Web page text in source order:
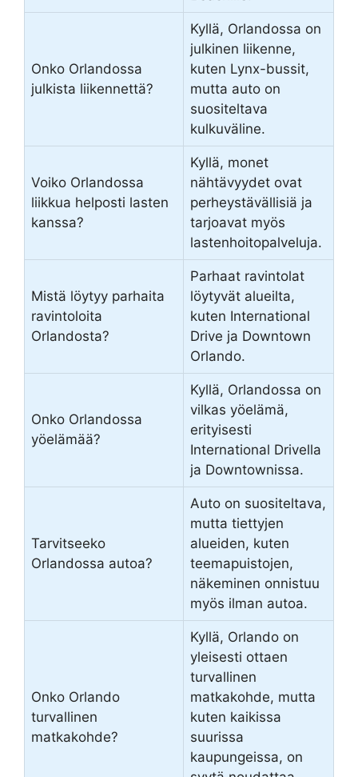
Onko Orlandossa
julkista liikennettä?
Kyllä, Orlandossa on
julkinen liikenne,
kuten Lynx-bussit,
mutta auto on
suositeltava
kulkuväline.
Voiko Orlandossa
liikkua helposti lasten
kanssa?
Kyllä, monet
nähtävyydet ovat
perheystävällisiä ja
tarjoavat myös
lastenhoitopalveluja.
Mistä löytyy parhaita
ravintoloita
Orlandosta?
Parhaat ravintolat
löytyvät alueilta,
kuten International
Drive ja Downtown
Orlando.
Onko Orlandossa
yöelämää?
Kyllä, Orlandossa on
vilkas yöelämä,
erityisesti
International Drivella
ja Downtownissa.
Tarvitseeko
Orlandossa autoa?
Auto on suositeltava,
mutta tiettyjen
alueiden, kuten
teemapuistojen,
näkeminen onnistuu
myös ilman autoa.
Onko Orlando
turvallinen
matkakohde?
Kyllä, Orlando on
yleisesti ottaen
turvallinen
matkakohde, mutta
kuten kaikissa
suurissa
kaupungeissa, on